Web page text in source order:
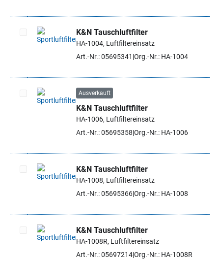
Artikel auswählen
K&N Tauschluftfilter
HA-1004, Luftfiltereinsatz
Art.-Nr.: 05695341 Org.-Nr.: HA-1004
Artikel auswählen
Ausverkauft
K&N Tauschluftfilter
HA-1006, Luftfiltereinsatz
Art.-Nr.: 05695358 Org.-Nr.: HA-1006
Artikel auswählen
K&N Tauschluftfilter
HA-1008, Luftfiltereinsatz
Art.-Nr.: 05695366Org.-Nr.: HA-1008
Artikel auswählen
K&N Tauschluftfilter
HA-1008R, Luftfiltereinsatz
Art.-Nr.: 05697214Org.-Nr.: HA-1008R